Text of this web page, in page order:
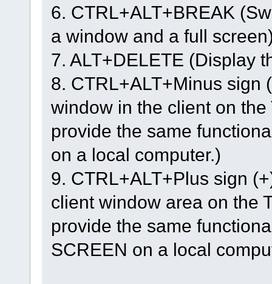
6. CTRL+ALT+BREAK
a window and a full
7. ALT+DELETE (Display
8. CTRL+ALT+Minus sign
window in the client on
provide the same
on a local computer.)
9. CTRL+ALT+Plus sign
client window area on the
provide the same
SCREEN on a local